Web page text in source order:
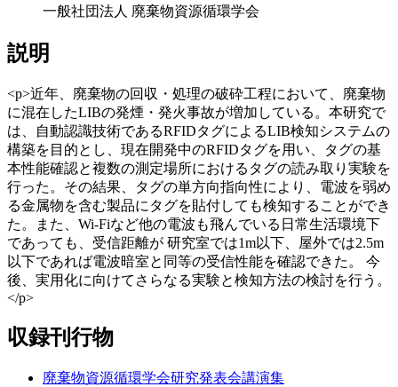
一般社団法人 廃棄物資源循環学会
説明
<p>近年、廃棄物の回収・処理の破砕工程において、廃棄物
に混在したLIBの発煙・発火事故が増加している。本研究で
は、自動認識技術であるRFIDタグによるLIB検知システムの
構築を目的とし、現在開発中のRFIDタグを用い、タグの基
本性能確認と複数の測定場所におけるタグの読み取り実験を
行った。その結果、タグの単方向指向性により、電波を弱め
る金属物を含む製品にタグを貼付しても検知することができ
た。また、Wi-Fiなど他の電波も飛んでいる日常生活環境下
であっても、受信距離が 研究室では1m以下、屋外では2.5m
以下であれば電波暗室と同等の受信性能を確認できた。 今
後、実用化に向けてさらなる実験と検知方法の検討を行う。
</p>
収録刊行物
廃棄物資源循環学会研究発表会講演集